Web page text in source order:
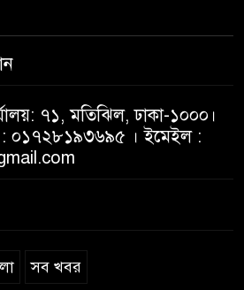
প্রধানমন্ত্রীর ২৫ কোটি বৃক্ষরোপণ
কর্মসূচিতে পবিপ্রবি ছাত্রদলের
অংশগ্রহণ
৭১, মতিঝিল, ঢাকা-১০০০।
: ০১৭২৮১৯৩৬৯৫ । ইমেইল :
সব খবর